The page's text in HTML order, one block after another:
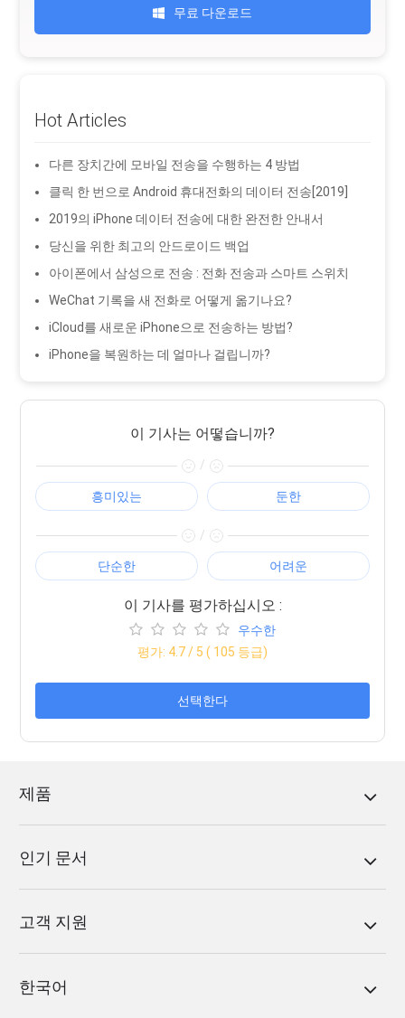
무료 다운로드
Hot Articles
다른 장치간에 모바일 전송을 수행하는 4 방법
클릭 한 번으로 Android 휴대전화의 데이터 전송[2019]
2019의 iPhone 데이터 전송에 대한 완전한 안내서
당신을 위한 최고의 안드로이드 백업
아이폰에서 삼성으로 전송 : 전화 전송과 스마트 스위치
WeChat 기록을 새 전화로 어떻게 옮기나요?
iCloud를 새로운 iPhone으로 전송하는 방법?
iPhone을 복원하는 데 얼마나 걸립니까?
이 기사는 어떻습니까?
/
흥미있는 둔한
/
단순한 어려운
이 기사를 평가하십시오 :
우수한
평가: 4.7/ 5 ( 105 등급)
선택한다
제품
인기 문서
고객 지원
한국어